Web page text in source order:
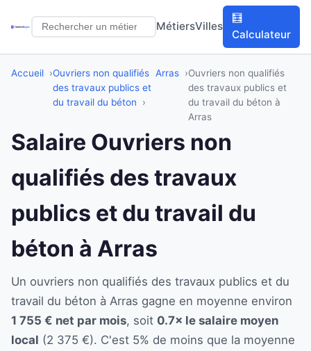
MétiersVilles
🧮
Calculateur
Accueil
Ouvriers non qualifiés
des travaux publics et
du travail du béton
Arras
Ouvriers non qualifiés
des travaux publics et
du travail du béton à
Arras
Salaire Ouvriers non
qualifiés des travaux
publics et du travail du
béton à Arras
Un ouvriers non qualifiés des travaux publics et du
travail du béton à Arras gagne en moyenne environ
1 755 € net par mois, soit 0.7× le salaire moyen
local (2 375 €). C'est 5% de moins que la moyenne